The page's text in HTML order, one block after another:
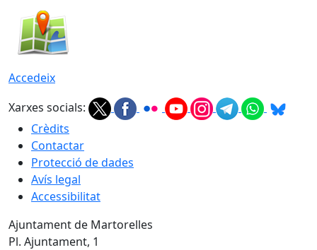
Accedeix
Xarxes socials:
Crèdits
Contactar
Protecció de dades
Avís legal
Accessibilitat
Ajuntament de Martorelles
Pl. Ajuntament, 1